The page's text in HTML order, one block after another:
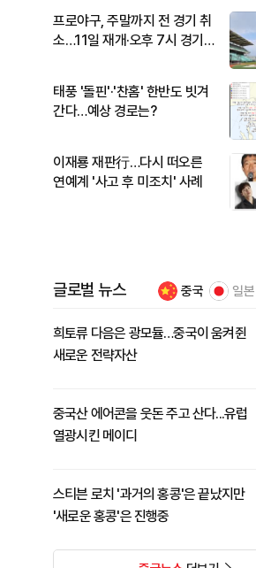
프로야구, 주말까지 전 경기 취
소…11일 재개·오후 7시 경기
태풍 '돌핀'·'찬홈' 한반도 빗겨
간다…예상 경로는?
이재룡 재판行…다시 떠오른
연예계 '사고 후 미조치' 사례
글로벌 뉴스 중국 일본
희토류 다음은 광모듈…중국이 움켜쥔
새로운 전략자산
중국산 에어콘을 웃돈 주고 산다...유럽
열광시킨 메이디
스티븐 로치 '과거의 홍콩'은 끝났지만
'새로운 홍콩'은 진행중